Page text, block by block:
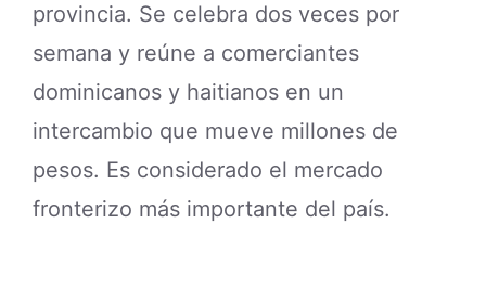
provincia. Se celebra dos veces por
semana y reúne a comerciantes
dominicanos y haitianos en un
intercambio que mueve millones de
pesos. Es considerado el mercado
fronterizo más importante del país.